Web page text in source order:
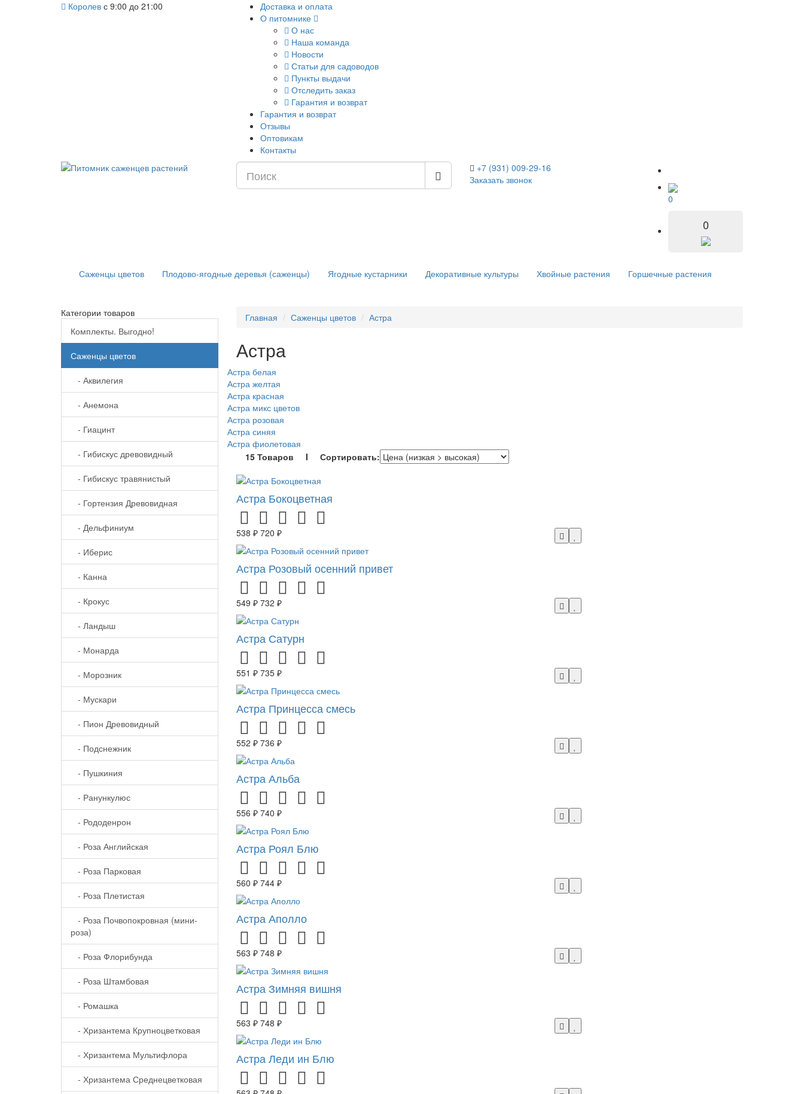
Королев с 9:00 до 21:00
Доставка и оплата
О питомнике
О нас
Наша команда
Новости
Статьи для садоводов
Пункты выдачи
Отследить заказ
Гарантия и возврат
Гарантия и возврат
Отзывы
Оптовикам
Контакты
+7 (931) 009-29-16
Заказать звонок
0
0
Саженцы цветов Плодово-ягодные деревья (саженцы) Ягодные кустарники Декоративные культуры Хвойные растения Горшечные растения
Категории товаров
Комплекты. Выгодно!
Саженцы цветов
- Аквилегия
- Анемона
- Гиацинт
- Гибискус древовидный
- Гибискус травянистый
- Гортензия Древовидная
- Дельфиниум
- Иберис
- Канна
- Крокус
- Ландыш
- Монарда
- Морозник
- Мускари
- Пион Древовидный
- Подснежник
- Пушкиния
- Ранункулюс
- Рододенрон
- Роза Английская
- Роза Парковая
- Роза Плетистая
- Роза Почвопокровная (мини-
роза)
- Роза Флорибунда
- Роза Штамбовая
- Ромашка
- Хризантема Крупноцветковая
- Хризантема Мультифлора
- Хризантема Среднецветковая
Главная Саженцы цветов Астра
Астра
Астра белая
Астра желтая
Астра красная
Астра микс цветов
Астра розовая
Астра синяя
Астра фиолетовая
15 Товаров I Сортировать:
Астра Бокоцветная
538 ₽ 720 ₽
Астра Розовый осенний привет
549 ₽ 732 ₽
Астра Сатурн
551 ₽ 735 ₽
Астра Принцесса смесь
552 ₽ 736 ₽
Астра Альба
556 ₽ 740 ₽
Астра Роял Блю
560 ₽ 744 ₽
Астра Аполло
563 ₽ 748 ₽
Астра Зимняя вишня
563 ₽ 748 ₽
Астра Леди ин Блю